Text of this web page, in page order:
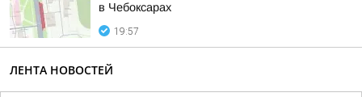
в Чебоксарах
19:57
ЛЕНТА НОВОСТЕЙ